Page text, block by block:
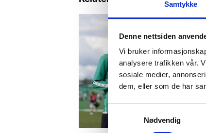
Samtykke
Denne nettsiden
Vi bruker
analysere trafikken vår.
sosiale medier,
dem, eller som de har
Samtykkevalg
Nødvendig